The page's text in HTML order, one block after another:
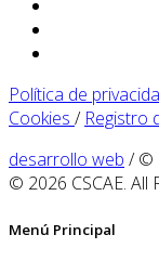
Política de
Cookies / Registro
desarrollo web / ©
© 2026 CSCAE. All
Menú Principal